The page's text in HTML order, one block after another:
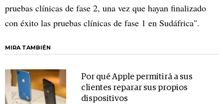
pruebas clínicas de fase 2, una vez que hayan finalizado
con éxito las pruebas clínicas de fase 1 en Sudáfrica".
MIRA TAMBIÉN
Por qué Apple permitirá a sus
clientes reparar sus propios
dispositivos